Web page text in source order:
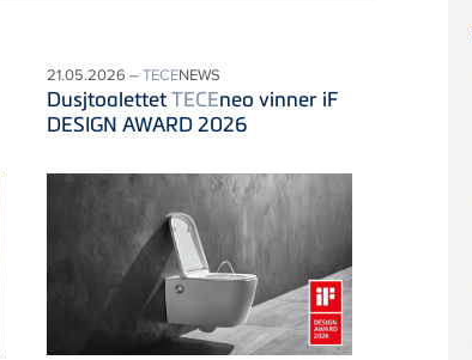
21.05.2026 –TECENEWS
DusjtoalettetTECEneo vinner iF
DESIGN AWARD 2026